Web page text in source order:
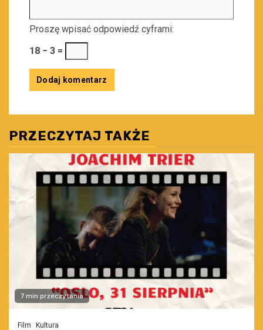
Proszę wpisać odpowiedź cyframi:
18 − 3 =
PRZECZYTAJ TAKŻE
7 min przeczytania
Film Kultura